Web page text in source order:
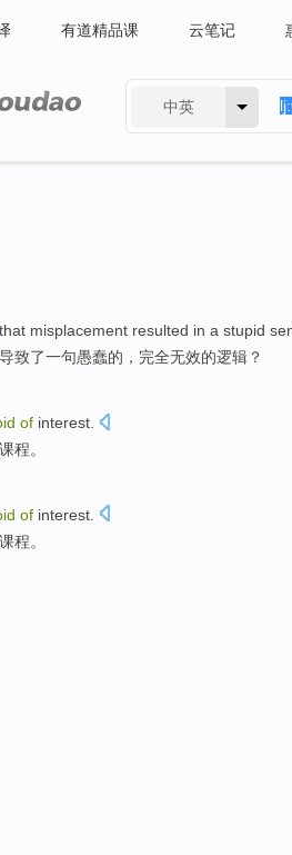
有道精品课 云笔记
中英
, that misplacement resulted in a stupid
导致了一句愚蠢的 ， 完全无效的逻辑 ？
of interest.
课程。
of interest.
课程。